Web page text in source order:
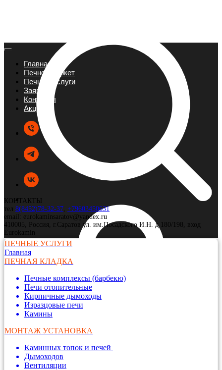
Главная
Печной маркет
Печные услуги
Заявка
Контакты
Акции
КОНТАКТЫ
тел 8(8452)78-32-37, +79603450631
email: eurokaminsaratov@yandex.ru
410005, Россия, г.Саратов ул. им.Посадского И.Н. д 180/198, вход
Eurokamin
ПЕЧНЫЕ УСЛУГИ
Главная
ПЕЧНАЯ КЛАДКА
Печные комплексы (барбекю)
Печи отопительные
Кирпичные дымоходы
Изразцовые печи
Камины
МОНТАЖ УСТАНОВКА
Каминных топок и печей
Дымоходов
Вентиляции